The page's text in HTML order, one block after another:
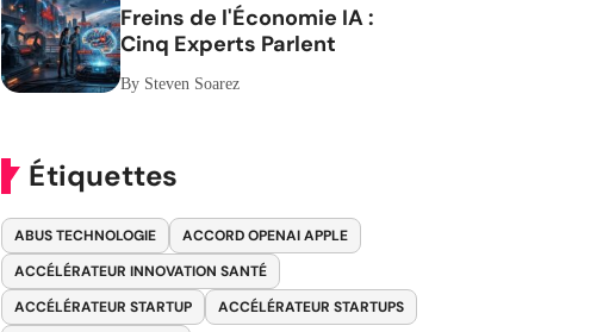
Freins de l'Économie IA :
Cinq Experts Parlent
By Steven Soarez
Étiquettes
ABUS TECHNOLOGIE
ACCORD OPENAI APPLE
ACCÉLÉRATEUR INNOVATION SANTÉ
ACCÉLÉRATEUR STARTUP
ACCÉLÉRATEUR STARTUPS